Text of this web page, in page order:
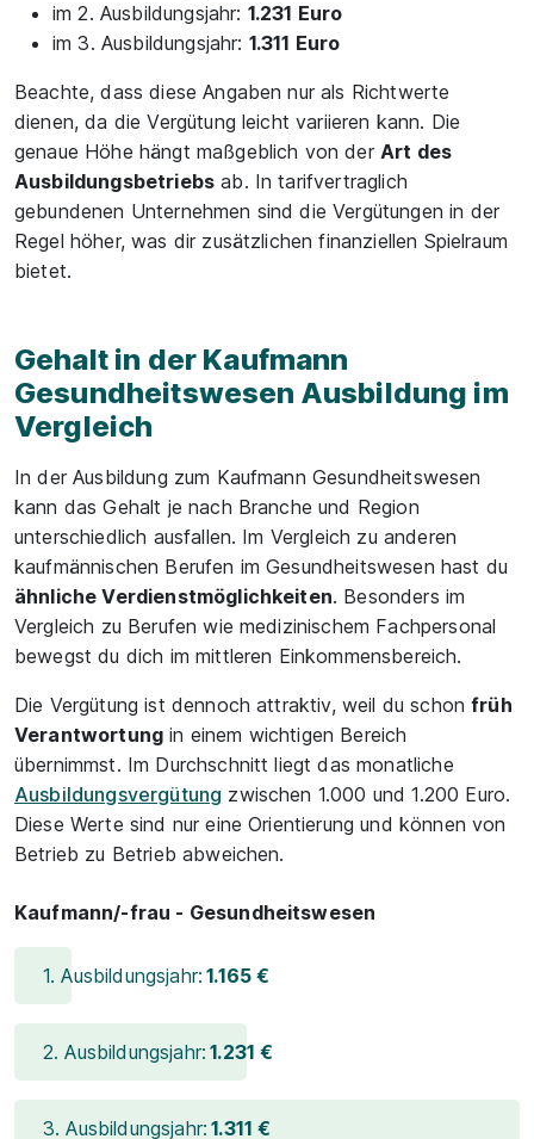
im 2. Ausbildungsjahr: 1.231 Euro
im 3. Ausbildungsjahr: 1.311 Euro
Beachte, dass diese Angaben nur als Richtwerte
dienen, da die Vergütung leicht variieren kann. Die
genaue Höhe hängt maßgeblich von der Art des
Ausbildungsbetriebs ab. In tarifvertraglich
gebundenen Unternehmen sind die Vergütungen in der
Regel höher, was dir zusätzlichen finanziellen Spielraum
bietet.
Gehalt in der Kaufmann
Gesundheitswesen Ausbildung im
Vergleich
In der Ausbildung zum Kaufmann Gesundheitswesen
kann das Gehalt je nach Branche und Region
unterschiedlich ausfallen. Im Vergleich zu anderen
kaufmännischen Berufen im Gesundheitswesen hast du
ähnliche Verdienstmöglichkeiten. Besonders im
Vergleich zu Berufen wie medizinischem Fachpersonal
bewegst du dich im mittleren Einkommensbereich.
Die Vergütung ist dennoch attraktiv, weil du schonfrüh
Verantwortung in einem wichtigen Bereich
übernimmst. Im Durchschnitt liegt das monatliche
Ausbildungsvergütung zwischen 1.000 und 1.200 Euro.
Diese Werte sind nur eine Orientierung und können von
Betrieb zu Betrieb abweichen.
Kaufmann/-frau - Gesundheitswesen
1. Ausbildungsjahr: 1.165 €
2. Ausbildungsjahr: 1.231 €
3. Ausbildungsjahr: 1.311 €